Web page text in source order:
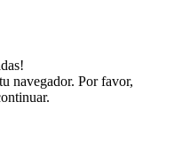
navegador. Por favor,